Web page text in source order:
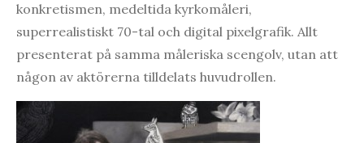
konkretismen, medeltida kyrkomåleri,
superrealistiskt 70-tal och digital pixelgrafik. Allt
presenterat på samma måleriska scengolv, utan att
någon av aktörerna tilldelats huvudrollen.